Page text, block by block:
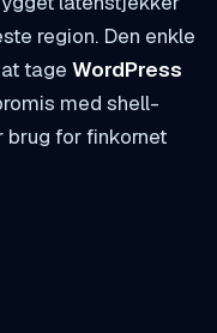
region. Den enkle
tage WordPress
med shell-
brug for finkornet